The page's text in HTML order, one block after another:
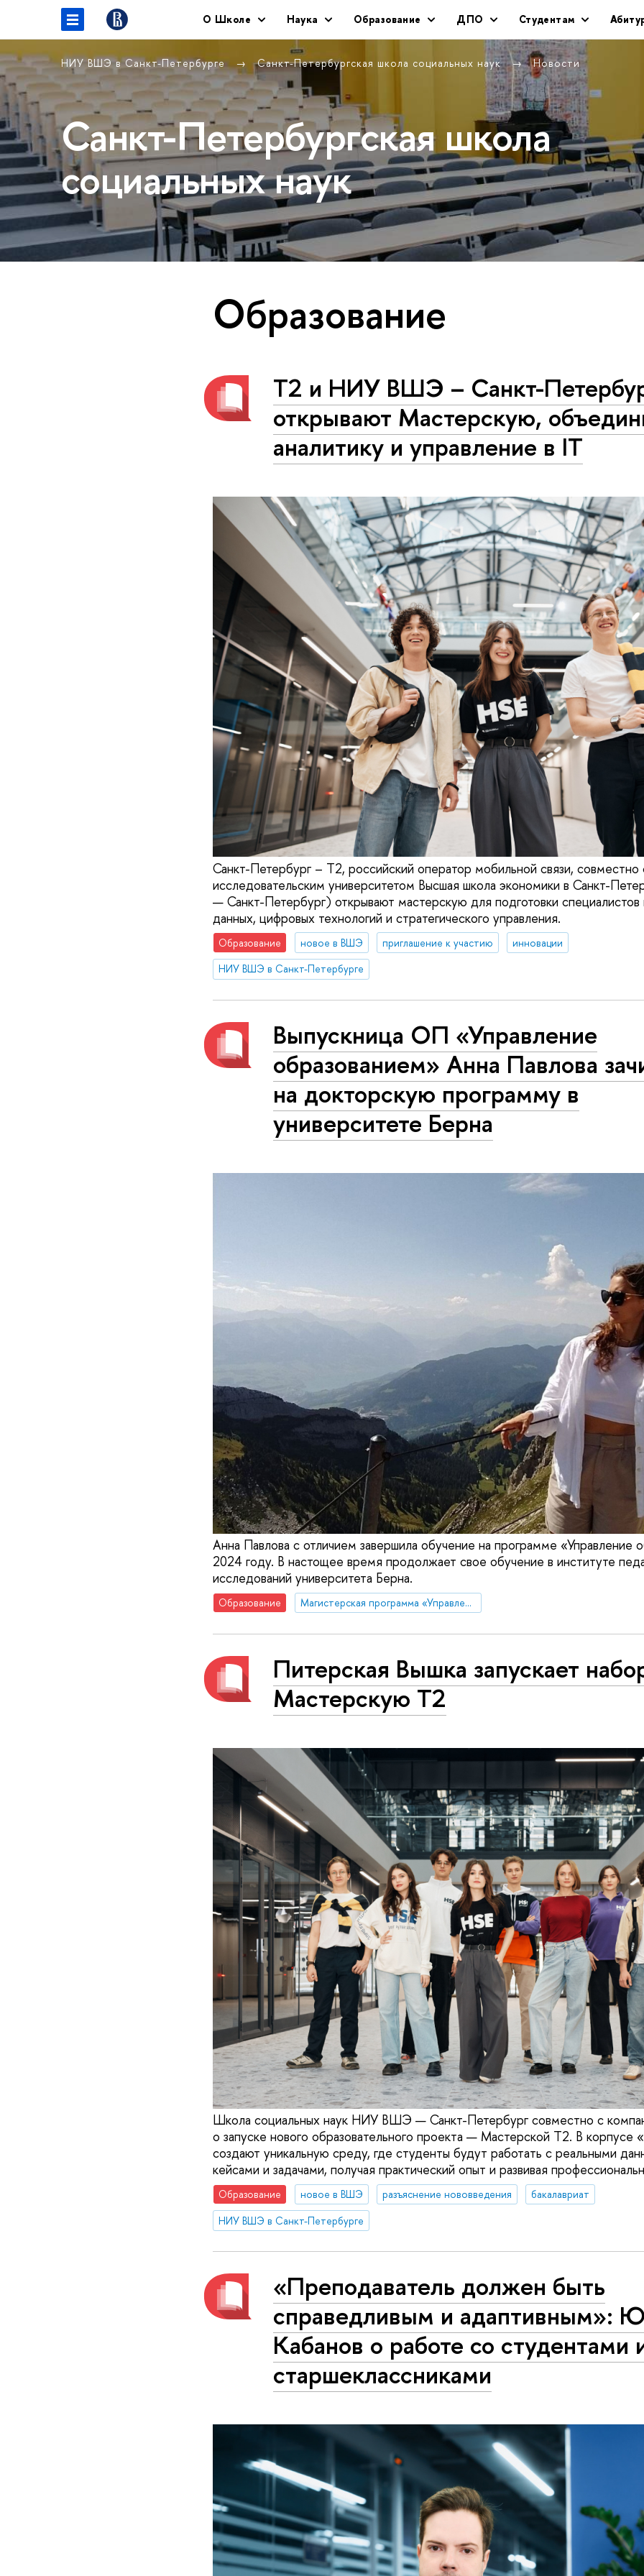
O Школе Наука Образование ДПО Студентам
НИУ ВШЭ в Санкт-Петербурге Санкт-Петербургская школа социальных наук Новости
Санкт-Петербургская школа
социальных наук
Образование
T2 и НИУ ВШЭ – Санкт-
открывают Мастерскую,
аналитику и управление в IT
Санкт-Петербург – T2, российский оператор мобильной связи,
исследовательским университетом Высшая школа экономики в Санкт-
— Санкт-Петербург) открывают мастерскую для подготовки специалистов
данных, цифровых технологий и стратегического управления.
Образование новое в ВШЭ приглашение к участию
инновации
НИУ ВШЭ в Санкт-Петербурге
Выпускница ОП «Управление
образованием» Анна Павлова
на докторскую программу в
университете Берна
Анна Павлова с отличием завершила обучение на программе «Управление
2024 году. В настощее время продолжает свое обучение в институте
исследований университета Берна.
Образование Магистерская программа «Управление образованием» (Санкт-Петербург)
Питерская Вышка запускает
Мастерскую Т2
Школа социальных наук НИУ ВШЭ — Санкт-Петербург совместно с
о запуске нового образовательного проекта — Мастерской Т2. В корпусе
создают уникальную среду, где студенты будут работать с реальными
кейсами и задачами, получая практический опыт и развивая
Образование новое в ВШЭ разъяснение нововведения
бакалавриат
НИУ ВШЭ в Санкт-Петербурге
«Преподаватель должен быть
справедливым и адаптивным»:
Кабанов о работе со студентами
старшеклассниками